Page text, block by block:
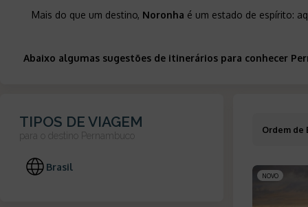
Mais do que um destino, Noronha é um estado de espírito:
Abaixo algumas sugestões de itinerários para conhecer
TIPOS DE VIAGEM
para o destino Pernambuco
Brasil
Ordem de
NOVO